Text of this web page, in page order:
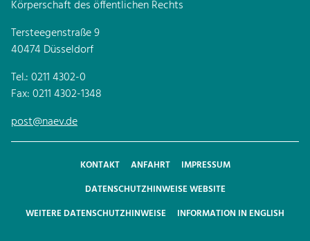
KONTAKT ANFAHRT
IMPRESSUM
DATENSCHUTZHINWEISE WEBSITE
WEITERE DATENSCHUTZHINWEISE
INFORMATION IN ENGLISH
Körperschaft des öffentlichen Rechts
Tersteegenstraße 9
40474 Düsseldorf
Tel.: 0211 4302-0
Fax: 0211 4302-1348
post@naev.de